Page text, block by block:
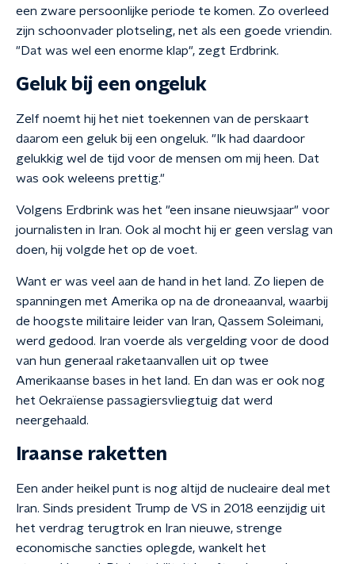
een zware persoonlijke periode te komen. Zo overleed
zijn schoonvader plotseling, net als een goede vriendin.
"Dat was wel een enorme klap", zegt Erdbrink.
Geluk bij een ongeluk
Zelf noemt hij het niet toekennen van de perskaart
daarom een geluk bij een ongeluk. "Ik had daardoor
gelukkig wel de tijd voor de mensen om mij heen. Dat
was ook weleens prettig."
Volgens Erdbrink was het "een insane nieuwsjaar" voor
journalisten in Iran. Ook al mocht hij er geen verslag van
doen, hij volgde het op de voet.
Want er was veel aan de hand in het land. Zo liepen de
spanningen met Amerika op na de droneaanval, waarbij
de hoogste militaire leider van Iran, Qassem Soleimani,
werd gedood. Iran voerde als vergelding voor de dood
van hun generaal raketaanvallen uit op twee
Amerikaanse bases in het land. En dan was er ook nog
het Oekraïense passagiersvliegtuig dat werd
neergehaald.
Iraanse raketten
Een ander heikel punt is nog altijd de nucleaire deal met
Iran. Sinds president Trump de VS in 2018 eenzijdig uit
het verdrag terugtrok en Iran nieuwe, strenge
economische sancties oplegde, wankelt het